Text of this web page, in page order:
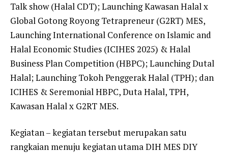
Talk show (Halal CDT); Launching Kawasan Halal x
Global Gotong Royong Tetrapreneur (G2RT) MES,
Launching International Conference on Islamic and
Halal Economic Studies (ICIHES 2025) & Halal
Business Plan Competition (HBPC); Launching Dutal
Halal; Launching Tokoh Penggerak Halal (TPH); dan
ICIHES & Seremonial HBPC, Duta Halal, TPH,
Kawasan Halal x G2RT MES.
Kegiatan – kegiatan tersebut merupakan satu
rangkaian menuju kegiatan utama DIH MES DIY